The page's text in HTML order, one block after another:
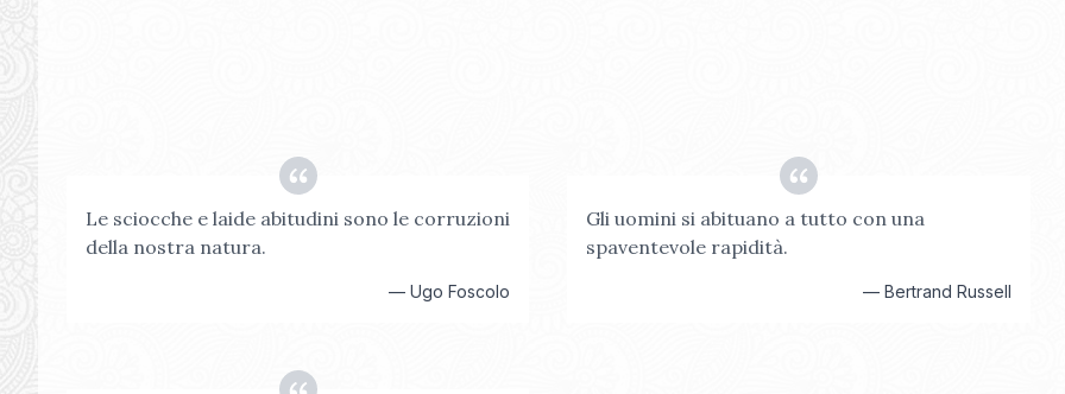
Le sciocche e laide abitudini sono le corruzioni
della nostra natura.
—Ugo Foscolo
Gli uomini si abituano a tutto con una
spaventevole rapidità.
— Bertrand Russell